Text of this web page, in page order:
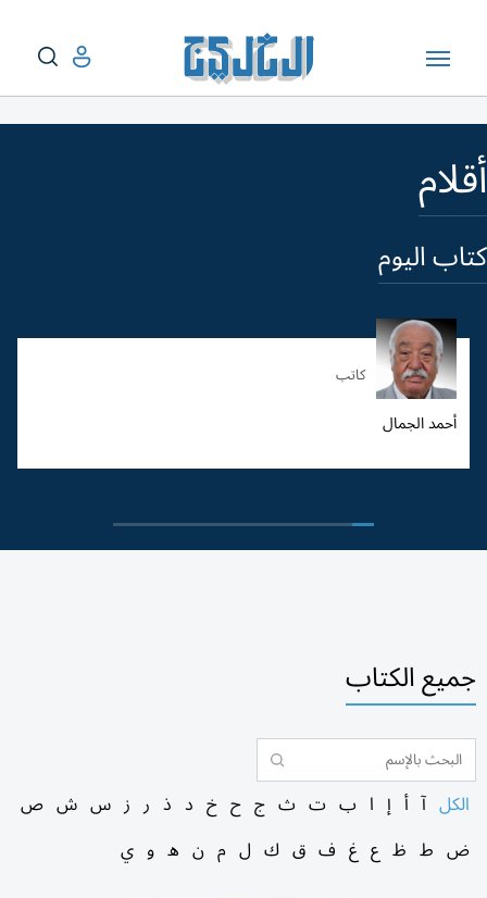
أقلام
كتاب اليوم
كاتب
أحمد الجمال
جميع الكتاب
الكل آ أ إ ا ب ت ث ج ح خ د ذ ر ز س ش ص
ض ط ظ ع غ ف ق ك ل م ن ه و ي